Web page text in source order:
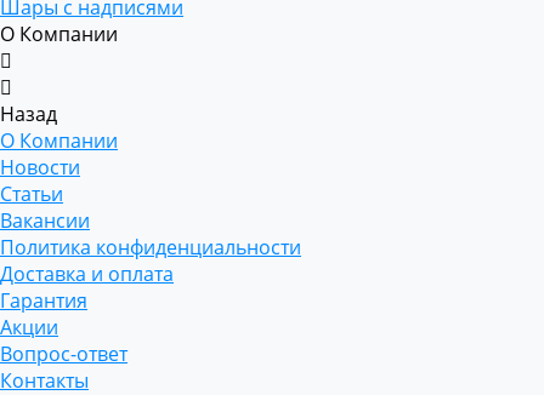
Шары с надписями
О Компании
Назад
О Компании
Новости
Статьи
Вакансии
Политика конфиденциальности
Доставка и оплата
Гарантия
Акции
Вопрос-ответ
Контакты